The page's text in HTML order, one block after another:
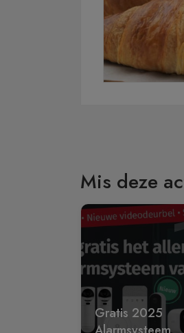
Mis deze
Gratis 2025